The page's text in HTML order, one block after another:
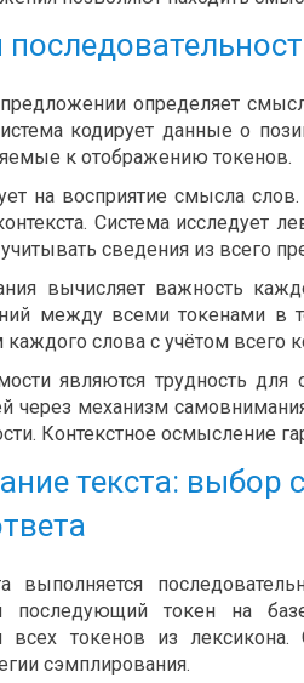
определяет
кодирует данные о
к отображению токенов.
на восприятие смысла
Система исследует
сведения из всего
вычисляет важность
между всеми токенами в
слова с учётом всего
являются трудность для
через механизм
Контекстное осмысление
текста: выбор
выполняется
последующий токен на
всех токенов из
сэмплирования.